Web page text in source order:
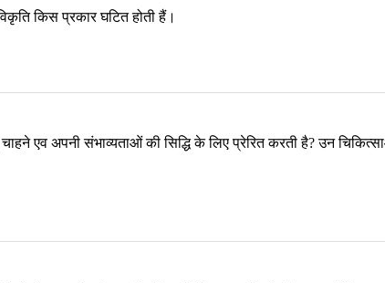
किस प्रकार घटित होती हैं।
चाहने एव अपनी संभाव्यताओं की सिद्धि के लिए प्रेरित करती है? उन